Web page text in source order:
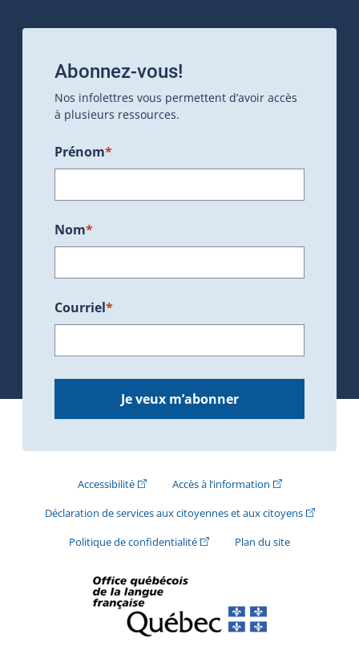
Abonnez-vous!
Nos infolettres vous permettent d’avoir accès
à plusieurs ressources.
Prénom*
Nom*
Courriel*
Je veux m’abonner
Accessibilité(Cet hyperlien externe s'ouvrira dans une
Accès à l’information(Cet hyperlien
Déclaration de services aux citoyennes et aux citoyens(Cet
Politique de confidentialité(Cet hyperlien externe s'ouvrira
Plan du site